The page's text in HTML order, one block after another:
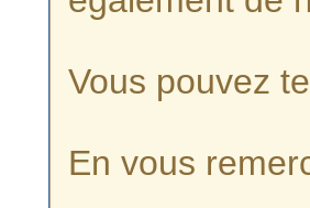
Vous pouvez
En vous